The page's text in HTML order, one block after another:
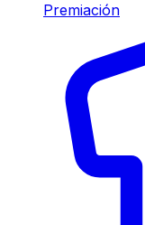
Premiación